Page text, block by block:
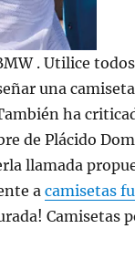
. Utilice
una
ha
de Plácido
llamada
acamisetas
Camisetas